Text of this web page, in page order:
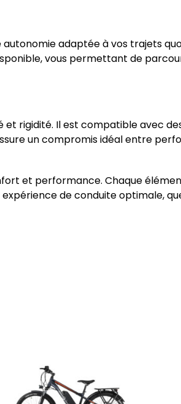
autonomie adaptée à vos trajets
vous permettant de
rigidité. Il est compatible avec
un compromis idéal entre
et performance. Chaque
de conduite optimale,